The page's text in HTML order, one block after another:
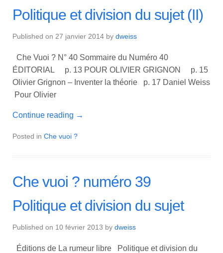
Politique et division du sujet (II)
Published on 27 janvier 2014 by dweiss
Che Vuoi ? N° 40 Sommaire du Numéro 40
ÉDITORIAL p. 13 POUR OLIVIER GRIGNON p. 15
Olivier Grignon – Inventer la théorie p. 17 Daniel Weiss
Pour Olivier
Continue reading →
Posted in Che vuoi ?
Che vuoi ? numéro 39
Politique et division du sujet
Published on 10 février 2013 by dweiss
Éditions de La rumeur libre Politique et division du